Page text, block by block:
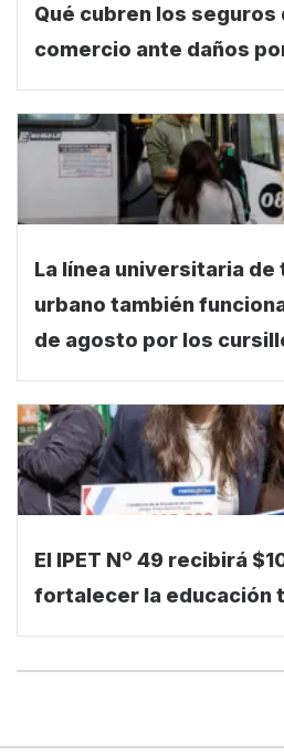
Qué cubren los seguros
comercio ante daños
La línea universitaria
urbano también
de agosto por los
El IPET Nº 49 recibirá
fortalecer la educación